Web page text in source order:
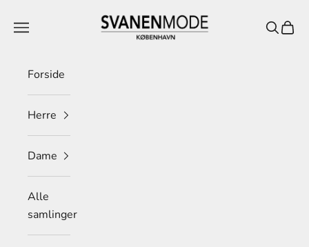
Svanen Mode
Menu Søg
Forside
Herre
Dame
Alle
samlinger